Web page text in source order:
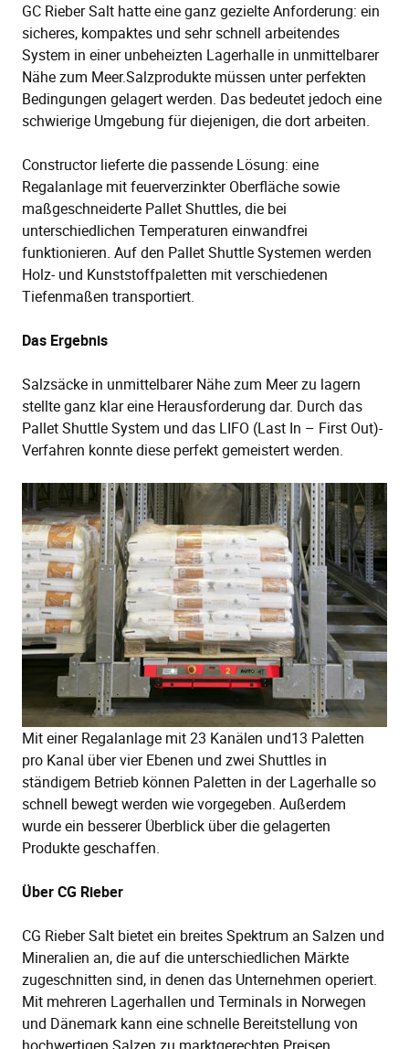
GC Rieber Salt hatte eine ganz gezielte Anforderung: ein
sicheres, kompaktes und sehr schnell arbeitendes
System in einer unbeheizten Lagerhalle in unmittelbarer
Nähe zum Meer.Salzprodukte müssen unter perfekten
Bedingungen gelagert werden. Das bedeutet jedoch eine
schwierige Umgebung für diejenigen, die dort arbeiten.
Constructor lieferte die passende Lösung: eine
Regalanlage mit feuerverzinkter Oberfläche sowie
maßgeschneiderte Pallet Shuttles, die bei
unterschiedlichen Temperaturen einwandfrei
funktionieren. Auf den Pallet Shuttle Systemen werden
Holz- und Kunststoffpaletten mit verschiedenen
Tiefenmaßen transportiert.
Das Ergebnis
Salzsäcke in unmittelbarer Nähe zum Meer zu lagern
stellte ganz klar eine Herausforderung dar. Durch das
Pallet Shuttle System und das LIFO (Last In – First Out)-
Verfahren konnte diese perfekt gemeistert werden.
Mit einer Regalanlage mit 23 Kanälen und13 Paletten
pro Kanal über vier Ebenen und zwei Shuttles in
ständigem Betrieb können Paletten in der Lagerhalle so
schnell bewegt werden wie vorgegeben. Außerdem
wurde ein besserer Überblick über die gelagerten
Produkte geschaffen.
Über CG Rieber
CG Rieber Salt bietet ein breites Spektrum an Salzen und
Mineralien an, die auf die unterschiedlichen Märkte
zugeschnitten sind, in denen das Unternehmen operiert.
Mit mehreren Lagerhallen und Terminals in Norwegen
und Dänemark kann eine schnelle Bereitstellung von